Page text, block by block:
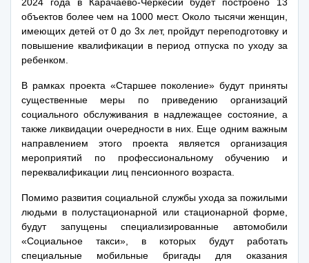
объектов более чем на 1000 мест. Около тысячи женщин,
имеющих детей от 0 до 3х лет, пройдут переподготовку и
повышение квалификации в период отпуска по уходу за
ребенком.
В рамках проекта «Старшее поколение» будут приняты
существенные меры по приведению организаций
социального обслуживания в надлежащее состояние, а
также ликвидации очередности в них. Еще одним важным
направлением этого проекта является организация
мероприятий по профессиональному обучению и
переквалификации лиц пенсионного возраста.
Помимо развития социальной службы ухода за пожилыми
людьми в полустационарной или стационарной форме,
будут запущены специализированные автомобили
«Социальное такси», в которых будут работать
специальные мобильные бригады для оказания